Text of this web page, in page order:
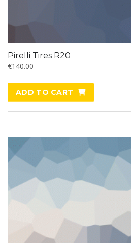
Pirelli Tires R20
€140.00
ADD TO CART
SALE!